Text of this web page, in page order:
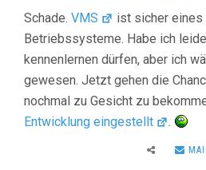
Schade. VMS
ist sicher eines
Betriebssysteme. Habe ich
kennenlernen dürfen, aber ich
gewesen. Jetzt gehen die
nochmal zu Gesicht zu
Entwicklung eingestellt
.